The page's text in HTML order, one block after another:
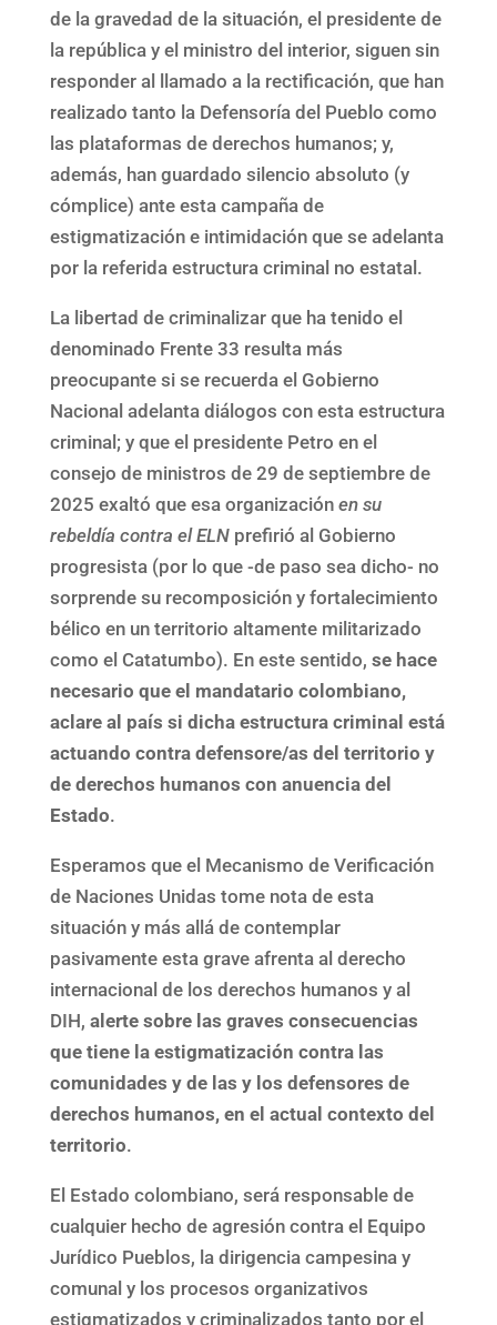
de la gravedad de la situación, el presidente de
la república y el ministro del interior, siguen sin
responder al llamado a la rectificación, que han
realizado tanto la Defensoría del Pueblo como
las plataformas de derechos humanos; y,
además, han guardado silencio absoluto (y
cómplice) ante esta campaña de
estigmatización e intimidación que se adelanta
por la referida estructura criminal no estatal.
La libertad de criminalizar que ha tenido el
denominado Frente 33 resulta más
preocupante si se recuerda el Gobierno
Nacional adelanta diálogos con esta estructura
criminal; y que el presidente Petro en el
consejo de ministros de 29 de septiembre de
2025 exaltó que esa organización en su
rebeldía contra el ELNprefirió al Gobierno
progresista (por lo que -de paso sea dicho- no
sorprende su recomposición y fortalecimiento
bélico en un territorio altamente militarizado
como el Catatumbo). En este sentido, se hace
necesario que el mandatario colombiano,
aclare al país si dicha estructura criminal está
actuando contra defensore/as del territorio y
de derechos humanos con anuencia del
Estado.
Esperamos que el Mecanismo de Verificación
de Naciones Unidas tome nota de esta
situación y más allá de contemplar
pasivamente esta grave afrenta al derecho
internacional de los derechos humanos y al
DIH, alerte sobre las graves consecuencias
que tiene la estigmatización contra las
comunidades y de las y los defensores de
derechos humanos, en el actual contexto del
territorio.
El Estado colombiano, será responsable de
cualquier hecho de agresión contra el Equipo
Jurídico Pueblos, la dirigencia campesina y
comunal y los procesos organizativos
estigmatizados y criminalizados tanto por el